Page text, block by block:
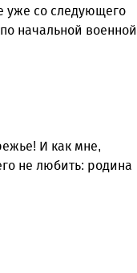
уже со следующего
начальной военной
И как мне,
не любить: родина